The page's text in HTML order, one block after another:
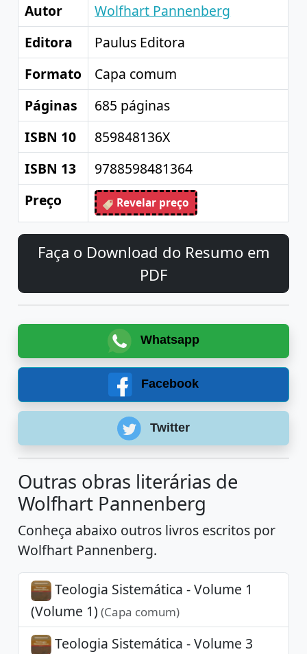
Autor
Wolfhart Pannenberg
Editora
Paulus Editora
Formato
Capa comum
Páginas
685 páginas
ISBN 10
859848136X
ISBN 13
9788598481364
Preço
Revelar preço
Faça o Download do Resumo em
PDF
Whatsapp
Facebook
Twitter
Outras obras literárias de
Wolfhart Pannenberg
Conheça abaixo outros livros escritos por
Wolfhart Pannenberg.
Teologia Sistemática - Volume 1
(Volume 1) (Capa comum)
Teologia Sistemática - Volume 3